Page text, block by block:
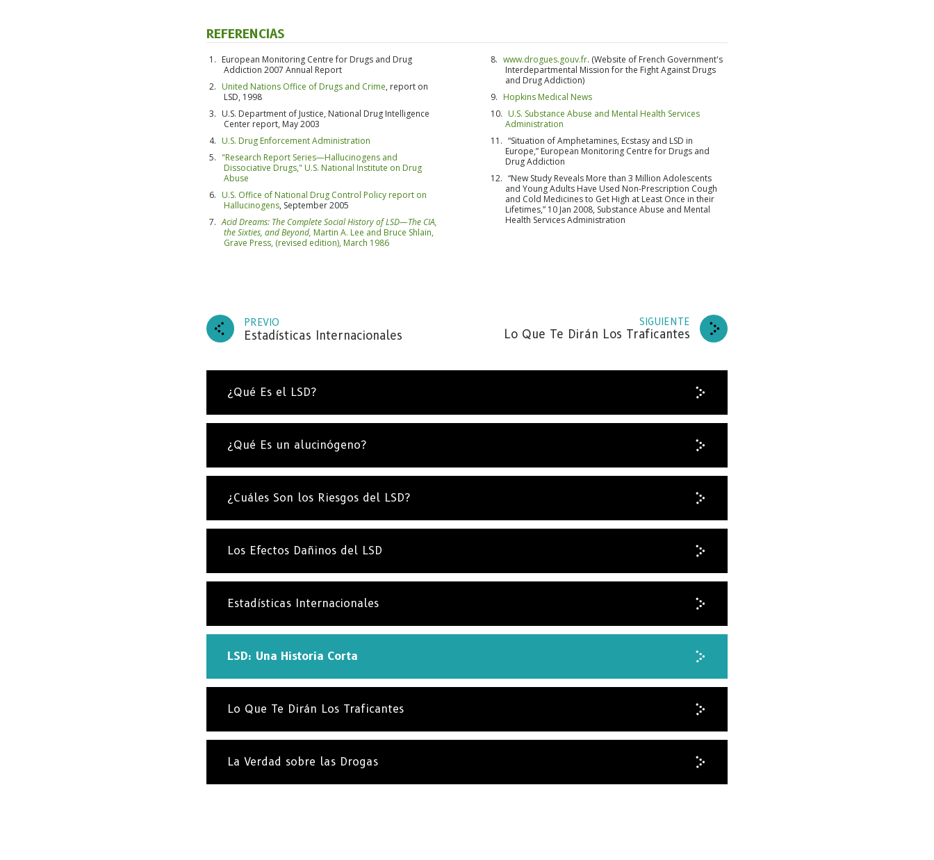
REFERENCIAS
European Monitoring Centre for Drugs and Drug
Addiction 2007 Annual Report
United Nations Office of Drugs and Crime, report on
LSD, 1998
U.S. Department of Justice, National Drug Intelligence
Center report, May 2003
U.S. Drug Enforcement Administration
"Research Report Series—Hallucinogens and
Dissociative Drugs," U.S. National Institute on Drug
Abuse
U.S. Office of National Drug Control Policy report on
Hallucinogens, September 2005
Acid Dreams: The Complete Social History of LSD—The CIA,
the Sixties, and Beyond, Martin A. Lee and Bruce Shlain,
Grave Press, (revised edition), March 1986
www.drogues.gouv.fr. (Website of French Government's
Interdepartmental Mission for the Fight Against Drugs
and Drug Addiction)
Hopkins Medical News
U.S. Substance Abuse and Mental Health Services
Administration
“Situation of Amphetamines, Ecstasy and LSD in
Europe,” European Monitoring Centre for Drugs and
Drug Addiction
“New Study Reveals More than 3 Million Adolescents
and Young Adults Have Used Non-Prescription Cough
and Cold Medicines to Get High at Least Once in their
Lifetimes,” 10 Jan 2008, Substance Abuse and Mental
Health Services Administration
PREVIO
Estadísticas Internacionales
SIGUIENTE
Lo Que Te Dirán Los Traficantes
¿Qué Es el LSD?
¿Qué Es un alucinógeno?
¿Cuáles Son los Riesgos del LSD?
Los Efectos Dañinos del LSD
Estadísticas Internacionales
LSD: Una Historia Corta
Lo Que Te Dirán Los Traficantes
La Verdad sobre las Drogas